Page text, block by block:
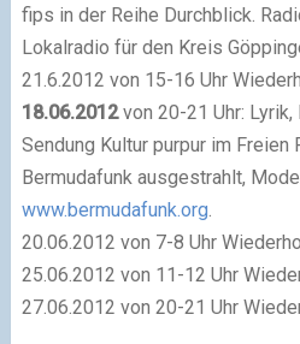
fips in der Reihe Durchblick.
Lokalradio für den Kreis
21.6.2012 von 15-16 Uhr
18.06.2012von 20-21 Uhr:
Sendung Kultur purpur im Freien
Bermudafunk ausgestrahlt,
www.bermudafunk.org.
20.06.2012 von 7-8 Uhr
25.06.2012 von 11-12 Uhr
27.06.2012 von 20-21 Uhr